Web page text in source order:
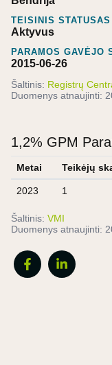
TEISINIS STATUSAS
Aktyvus
PARAMOS GAVĖJO
2015-06-26
Šaltinis: Registrų
Duomenys atnaujinti:
1,2% GPM
Metai Teikėjų
2023 1
Šaltinis: VMI
Duomenys atnaujinti: